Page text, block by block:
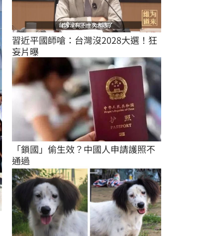
習近平國師嗆：台灣沒2028大選！狂
妄片曝
「鎖國」偷生效？中國人申請護照不
通過